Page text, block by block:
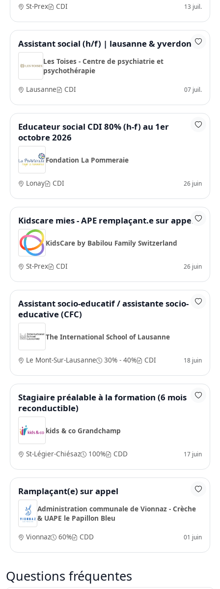
St-Prex CDI 13 juil.
Assistant social (h/f) | lausanne & yverdon
Les Toises - Centre de psychiatrie et
psychothérapie
Lausanne
CDI 07 juil.
Educateur social CDI 80% (h-f) au 1er
octobre 2026
Fondation La Pommeraie
Lonay CDI 26 juin
Kidscare mies - APE remplaçant.e sur appel
KidsCare by Babilou Family Switzerland
St-Prex CDI 26 juin
Assistant socio-educatif / assistante socio-
educative (CFC)
The International School of Lausanne
Le Mont-Sur-Lausanne 30% - 40% CDI 18 juin
Stagiaire préalable à la formation (6 mois
reconductible)
kids & co Grandchamp
St-Légier-Chiésaz 100% CDD 17 juin
Ramplaçant(e) sur appel
Administration communale de Vionnaz - Crèche
& UAPE le Papillon Bleu
Vionnaz
60% CDD 01 juin
Questions fréquentes